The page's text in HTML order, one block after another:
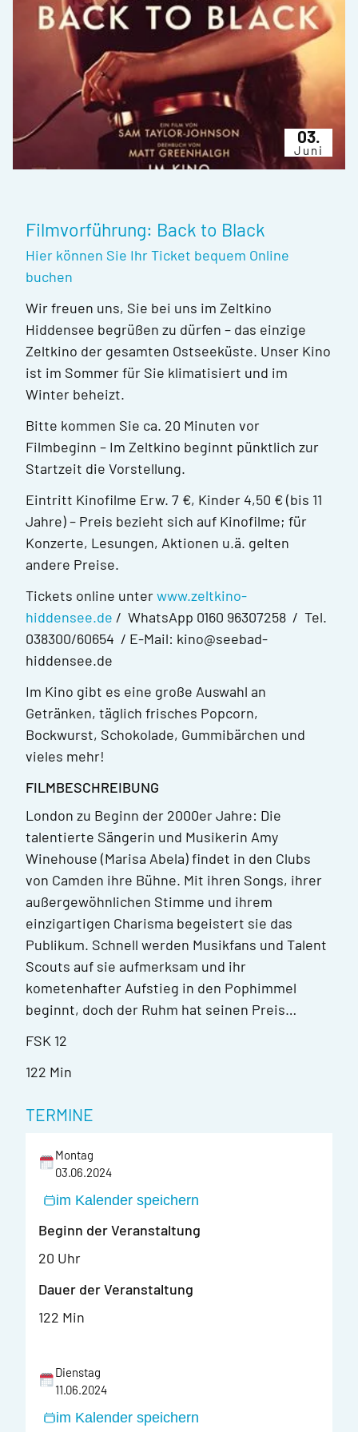
03.
Juni
Filmvorführung: Back to Black
Hier können Sie Ihr Ticket bequem Online
buchen
Wir freuen uns, Sie bei uns im Zeltkino
Hiddensee begrüßen zu dürfen – das einzige
Zeltkino der gesamten Ostseeküste. Unser Kino
ist im Sommer für Sie klimatisiert und im
Winter beheizt.
Bitte kommen Sie ca. 20 Minuten vor
Filmbeginn – Im Zeltkino beginnt pünktlich zur
Startzeit die Vorstellung.
Eintritt Kinofilme Erw. 7 €, Kinder 4,50 € (bis 11
Jahre) – Preis bezieht sich auf Kinofilme; für
Konzerte, Lesungen, Aktionen u.ä. gelten
andere Preise.
Tickets online unterwww.zeltkino-
hiddensee.de / WhatsApp 0160 96307258 / Tel.
038300/60654 / E-Mail: kino@seebad-
hiddensee.de
Im Kino gibt es eine große Auswahl an
Getränken, täglich frisches Popcorn,
Bockwurst, Schokolade, Gummibärchen und
vieles mehr!
FILMBESCHREIBUNG
London zu Beginn der 2000er Jahre: Die
talentierte Sängerin und Musikerin Amy
Winehouse (Marisa Abela) findet in den Clubs
von Camden ihre Bühne. Mit ihren Songs, ihrer
außergewöhnlichen Stimme und ihrem
einzigartigen Charisma begeistert sie das
Publikum. Schnell werden Musikfans und Talent
Scouts auf sie aufmerksam und ihr
kometenhafter Aufstieg in den Pophimmel
beginnt, doch der Ruhm hat seinen Preis…
FSK 12
122 Min
TERMINE
Montag
03.06.2024
im Kalender speichern
Beginn der Veranstaltung
20 Uhr
Dauer der Veranstaltung
122 Min
Dienstag
11.06.2024
im Kalender speichern